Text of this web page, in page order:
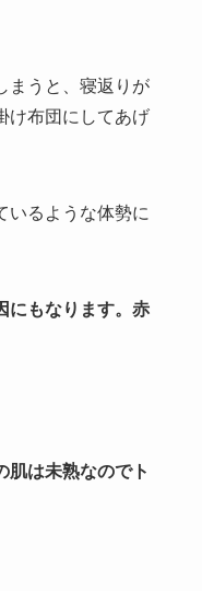
まうと、寝返りが
け布団にしてあげ
いるような体勢に
にもなります。赤
肌は未熟なのでト